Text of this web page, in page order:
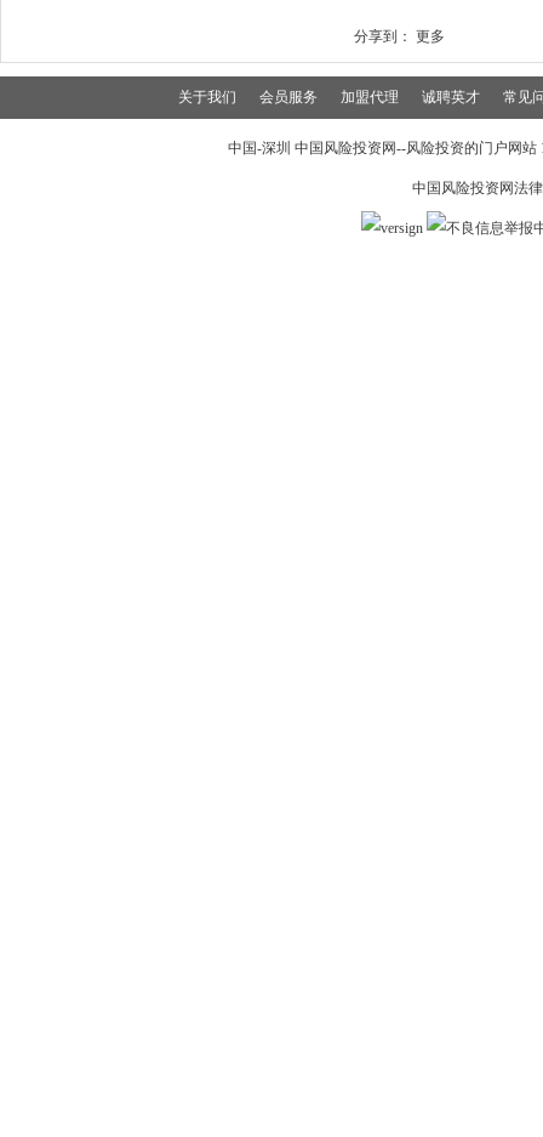
分享到： 更多
关于我们 会员服务 加盟代理 诚聘英才 常见
中国-深圳 中国风险投资网--风险投资的门户网
中国风险投资网法